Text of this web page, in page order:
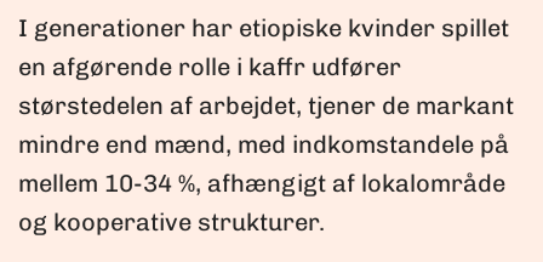
I generationer har etiopiske kvinder spillet
en afgørende rolle i kaffr udfører
størstedelen af arbejdet, tjener de markant
mindre end mænd, med indkomstandele på
mellem 10-34 %, afhængigt af lokalområde
og kooperative strukturer.